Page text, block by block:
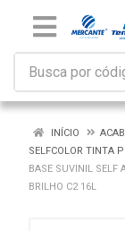
INÍCIO
SELFCOLOR TINTA
BASE SUVINIL SELF
BRILHO C2 16L